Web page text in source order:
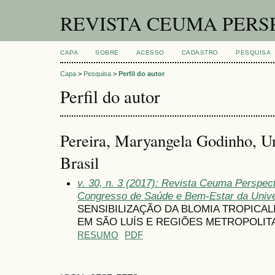
REVISTA CEUMA
CAPA SOBRE ACESSO CADASTRO PESQUISA
Capa > Pesquisa > Perfil do autor
Perfil do autor
Pereira, Maryangela Godinho,
Brasil
v. 30, n. 3 (2017): Revista Ceuma
Congresso de Saúde e Bem-Estar da
SENSIBILIZAÇÃO DA BLOMIA
EM SÃO LUÍS E REGIÕES
RESUMO PDF